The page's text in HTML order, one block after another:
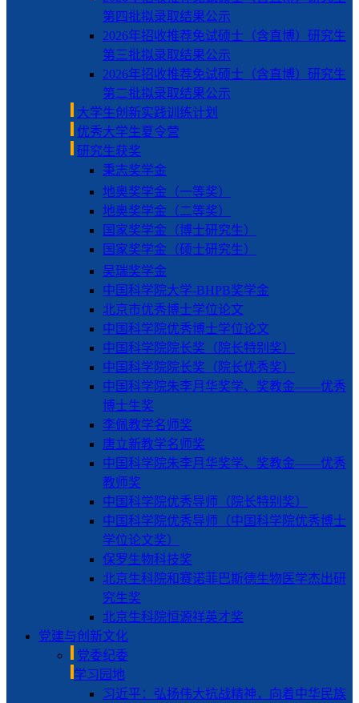
第四批拟录取结果公示
2026年招收推荐免试硕士（含直博）研究生
第三批拟录取结果公示
2026年招收推荐免试硕士（含直博）研究生
第二批拟录取结果公示
大学生创新实践训练计划
优秀大学生夏令营
研究生获奖
秉志奖学金
地奥奖学金（一等奖）
地奥奖学金（二等奖）
国家奖学金（博士研究生）
国家奖学金（硕士研究生）
吴瑞奖学金
中国科学院大学-BHPB奖学金
北京市优秀博士学位论文
中国科学院优秀博士学位论文
中国科学院院长奖（院长特别奖）
中国科学院院长奖（院长优秀奖）
中国科学院朱李月华奖学、奖教金——优秀
博士生奖
李佩教学名师奖
唐立新教学名师奖
中国科学院朱李月华奖学、奖教金——优秀
教师奖
中国科学院优秀导师（院长特别奖）
中国科学院优秀导师（中国科学院优秀博士
学位论文奖）
保罗生物科技奖
北京生科院和赛诺菲巴斯德生物医学杰出研
究生奖
北京生科院恒源祥英才奖
党建与创新文化
党委纪委
学习园地
习近平：弘扬伟大抗战精神，向着中华民族